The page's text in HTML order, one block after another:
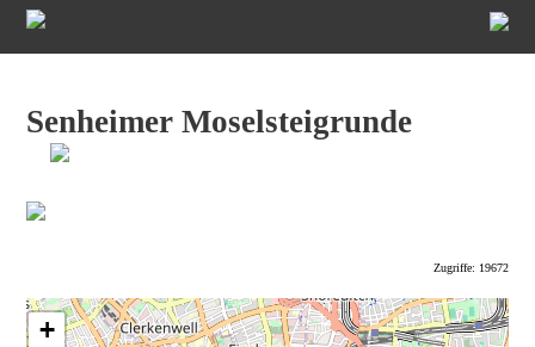
Senheimer Moselsteigrunde
Zugriffe: 19672
+